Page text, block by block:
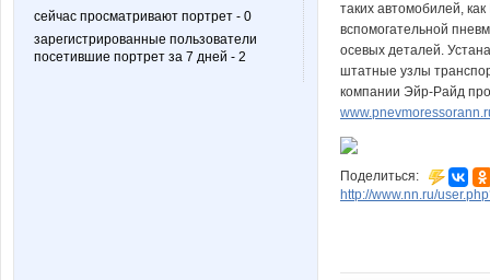
сейчас просматривают портрет - 0
зарегистрированные пользователи
посетившие портрет за 7 дней - 2
таких автомобилей,
вспомогательной
осевых деталей.
штатные узлы
компании Эйр-Райд
Поделиться:
http://www.nn.ru/